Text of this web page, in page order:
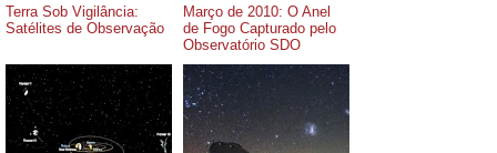
Terra Sob Vigilância:
Satélites de Observação
Março de 2010: O Anel
de Fogo Capturado pelo
Observatório SDO